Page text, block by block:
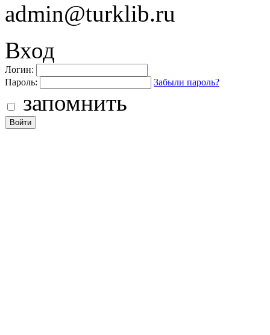
admin@turklib.ru
Вход
Логин:
Пароль:
Забыли пароль?
запомнить